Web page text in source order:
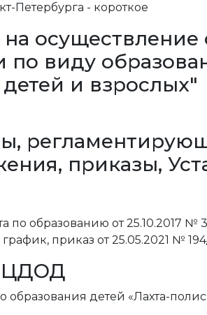
Петербурга - короткое
на осуществление
по виду
и взрослых"
приказы,
по образованию от 25.10.2017 №
приказ от 25.05.2021 №
ЦДОД
образования детей «Лахта-